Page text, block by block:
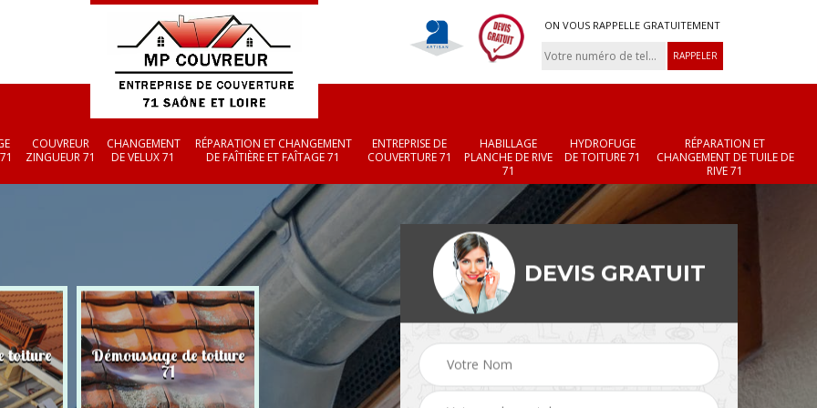
ON VOUS RAPPELLE GRATUITEMENT
COUVREUR
ZINGUEUR 71
CHANGEMENT
DE VELUX 71
RÉPARATION ET CHANGEMENT
DE FAÎTIÈRE ET FAÎTAGE 71
ENTREPRISE DE
COUVERTURE 71
HABILLAGE
PLANCHE DE RIVE
71
HYDROFUGE
DE TOITURE 71
RÉPARATION ET
CHANGEMENT DE TUILE DE
RIVE 71
toiture Démoussage de toiture
71 Couvreur zingueur 71 Changement de velux Réparation et
changement de
et faîtage 71
DEVIS GRATUIT